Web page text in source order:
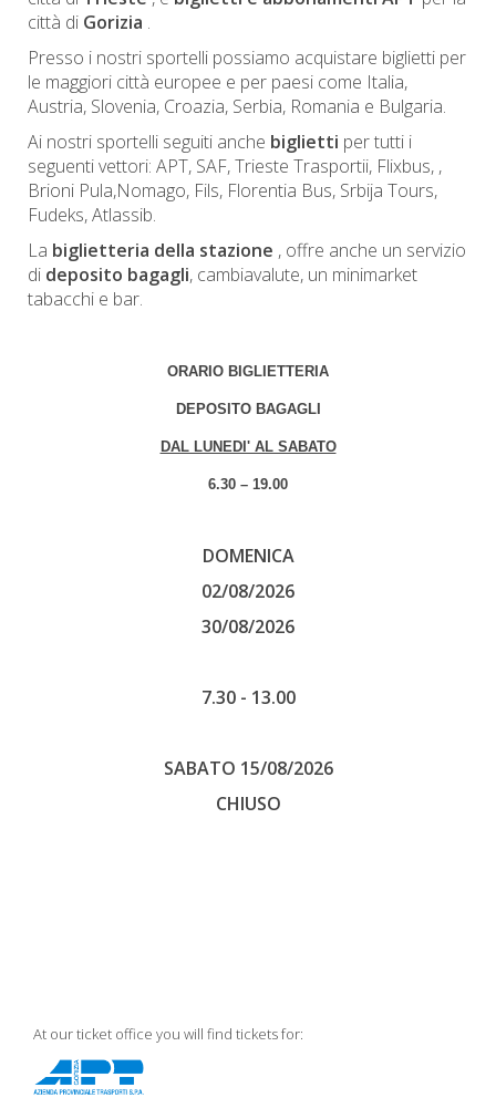
città di Gorizia .
Presso i nostri sportelli possiamo acquistare biglietti per
le maggiori città europee e per paesi come Italia,
Austria, Slovenia, Croazia, Serbia, Romania e Bulgaria.
Ai nostri sportelli seguiti anche biglietti per tutti i
seguenti vettori: APT, SAF, Trieste Trasportii, Flixbus, ,
Brioni Pula,Nomago, Fils, Florentia Bus, Srbija Tours,
Fudeks, Atlassib.
La biglietteria della stazione , offre anche un servizio
di deposito bagagli, cambiavalute, un minimarket
tabacchi e bar.
ORARIO BIGLIETTERIA
DEPOSITO BAGAGLI
DAL LUNEDI' AL SABATO
6.30 – 19.00
DOMENICA
02/08/2026
30/08/2026
7.30 - 13.00
SABATO 15/08/2026
CHIUSO
At our ticket office you will find tickets for: